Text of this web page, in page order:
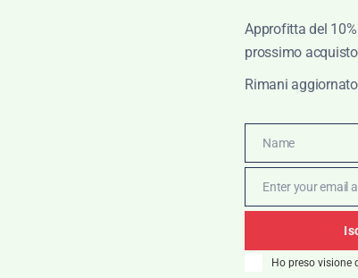
IN PROMOZIONE
Approfitta del
prossimo
Rimani
Name
Name
Email
Enter your email
Ho preso visione